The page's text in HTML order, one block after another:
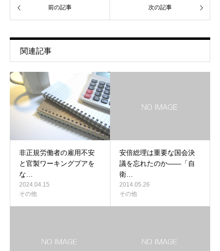
前の記事 次の記事
関連記事
非正規労働者の雇用不安
と官製ワーキングプアを
な…
2024.04.15
その他
安倍総理は重要な国会決
議を忘れたのか――「自
衛…
2014.05.26
その他